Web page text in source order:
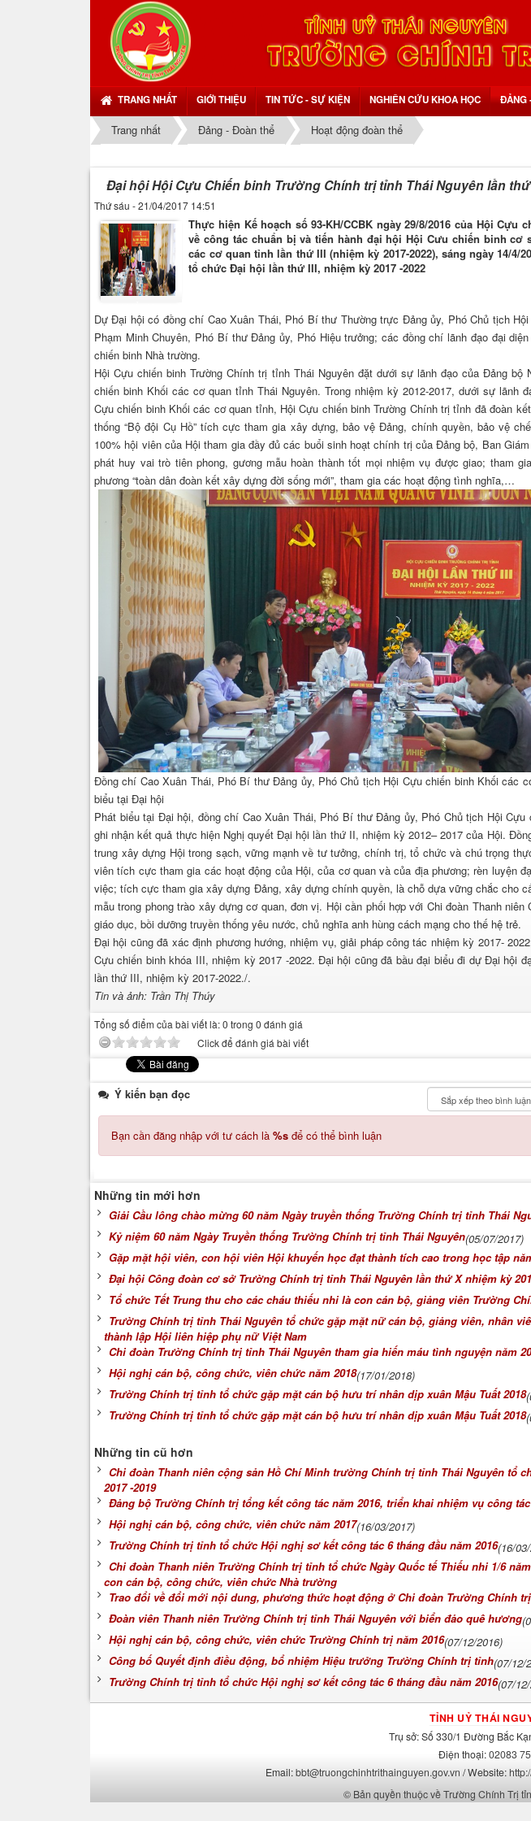
TRANG NHẤT GIỚI THIỆU TIN TỨC - SỰ KIỆN NGHIÊN CỨU KHOA HỌC ĐẢNG
Trang nhất Đảng - Đoàn thể
Hoạt động đoàn thể
Đại hội Hội Cựu Chiến binh Trường Chính trị tỉnh Thái Nguyên lần thứ
Thứ sáu - 21/04/2017 14:51
hội
Thực hiện Kế hoạch số 93-KH/CCBK ngày 29/8/2016 của Hội
về công tác chuẩn bị và tiến hành đại hội Hội Cưu chiến binh
các cơ quan tỉnh lần thứ III (nhiệm kỳ 2017-2022), sáng ngày 14/
tổ chức Đại hội lần thứ III, nhiệm kỳ 2017 -2022
Dự Đại hội có đồng chí Cao Xuân Thái, Phó Bí thư Thường trực Đảng ủy, Phó Chủ tịch
Phạm Minh Chuyên, Phó Bí thư Đảng ủy, Phó Hiệu trưởng; các đồng chí lãnh đạo đại
chiến binh Nhà trường.
Hội Cựu chiến binh Trường Chính trị tỉnh Thái Nguyên đặt dưới sự lãnh đạo của Đảng
chiến binh Khối các cơ quan tỉnh Thái Nguyên. Trong nhiệm kỳ 2012-2017, dưới sự lãnh
Cựu chiến binh Khối các cơ quan tỉnh, Hội Cựu chiến binh Trường Chính trị tỉnh đã đoàn
thống “Bộ đội Cụ Hồ” tích cực tham gia xây dựng, bảo vệ Đảng, chính quyền, bảo vệ
100% hội viên của Hội tham gia đầy đủ các buổi sinh hoạt chính trị của Đảng bộ, Ban
phát huy vai trò tiên phong, gương mẫu hoàn thành tốt mọi nhiệm vụ được giao; tham
phương “toàn dân đoàn kết xây dựng đời sống mới”, tham gia các hoạt động tình nghĩa,…
Đồng chí Cao Xuân Thái, Phó Bí thư Đảng ủy, Phó Chủ tịch Hội Cựu chiến binh Khối các
biểu tại Đại hội
Phát biểu tại Đại hội, đồng chí Cao Xuân Thái, Phó Bí thư Đảng ủy, Phó Chủ tịch Hội
ghi nhận kết quả thực hiện Nghị quyết Đại hội lần thứ II, nhiệm kỳ 2012– 2017 của Hội.
trung xây dựng Hội trong sạch, vững mạnh về tư tưởng, chính trị, tổ chức và chú trọng
viên tích cực tham gia các hoạt động của Hội, của cơ quan và của địa phương; rèn luyện
việc; tích cực tham gia xây dựng Đảng, xây dựng chính quyền, là chỗ dựa vững chắc cho
mẫu trong phong trào xây dựng cơ quan, đơn vị. Hội cần phối hợp với Chi đoàn Thanh
giáo dục, bồi dưỡng truyền thống yêu nước, chủ nghĩa anh hùng cách mạng cho thế hệ trẻ.
Đại hội cũng đã xác định phương hướng, nhiệm vụ, giải pháp công tác nhiệm kỳ 2017-
Cựu chiến binh khóa III, nhiệm kỳ 2017 -2022. Đại hội cũng đã bầu đại biểu đi dự Đại hội
lần thứ III, nhiệm kỳ 2017-2022./.
Tin và ảnh: Trần Thị Thúy
Tổng số điểm của bài viết là: 0 trong 0 đánh giá
Click để đánh giá bài viết
Ý kiến bạn đọc
Bạn cần đăng nhập với tư cách là %s để có thể bình luận
Những tin mới hơn
Giải Cầu lông chào mừng 60 năm Ngày truyền thống Trường Chính trị tỉnh Thái
Kỷ niệm 60 năm Ngày Truyền thống Trường Chính trị tỉnh Thái Nguyên(05/07/2017)
Gặp mặt hội viên, con hội viên Hội khuyến học đạt thành tích cao trong học tập
Đại hội Công đoàn cơ sở Trường Chính trị tỉnh Thái Nguyên lần thứ X nhiệm kỳ
Tổ chức Tết Trung thu cho các cháu thiếu nhi là con cán bộ, giảng viên Trường
Trường Chính trị tỉnh Thái Nguyên tổ chức gặp mặt nữ cán bộ, giảng viên, nhân
thành lập Hội liên hiệp phụ nữ Việt Nam
Chi đoàn Trường Chính trị tỉnh Thái Nguyên tham gia hiến máu tình nguyện năm
Hội nghị cán bộ, công chức, viên chức năm 2018(17/01/2018)
Trường Chính trị tỉnh tổ chức gặp mặt cán bộ hưu trí nhân dịp xuân Mậu Tuất 2018
Trường Chính trị tỉnh tổ chức gặp mặt cán bộ hưu trí nhân dịp xuân Mậu Tuất 2018
Những tin cũ hơn
Chi đoàn Thanh niên cộng sản Hồ Chí Minh trường Chính trị tỉnh Thái Nguyên tổ
2017 -2019
Đảng bộ Trường Chính trị tổng kết công tác năm 2016, triển khai nhiệm vụ công
Hội nghị cán bộ, công chức, viên chức năm 2017(16/03/2017)
Trường Chính trị tỉnh tổ chức Hội nghị sơ kết công tác 6 tháng đầu năm 2016(16/
Chi đoàn Thanh niên Trường Chính trị tỉnh tổ chức Ngày Quốc tế Thiếu nhi 1/6
con cán bộ, công chức, viên chức Nhà trường
Trao đổi về đổi mới nội dung, phương thức hoạt động ở Chi đoàn Trường Chính
Đoàn viên Thanh niên Trường Chính trị tỉnh Thái Nguyên với biển đảo quê hương
Hội nghị cán bộ, công chức, viên chức Trường Chính trị năm 2016(07/12/2016)
Công bố Quyết định điều động, bổ nhiệm Hiệu trưởng Trường Chính trị tỉnh(07/12/
Trường Chính trị tỉnh tổ chức Hội nghị sơ kết công tác 6 tháng đầu năm 2016(07/
TỈNH UỶ THÁI
Trụ sở: Số 330/1 Đường Bắc
Điện thoại:02083
Email:bbt@truongchinhtrithainguyen.gov.vn / Website:
© Bản quyền thuộc về Trường Chính Trị